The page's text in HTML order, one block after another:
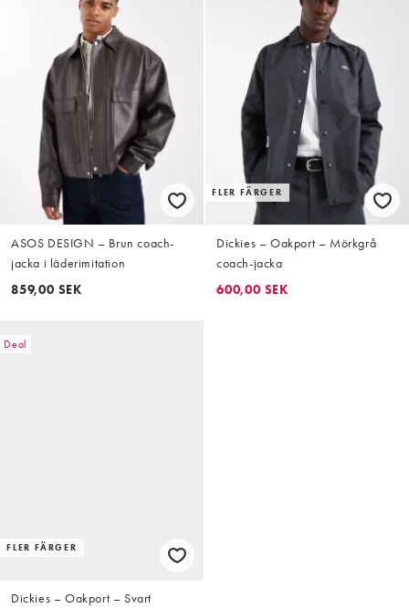
ASOS DESIGN – Brun coach-
jacka i läderimitation
859,00 SEK
FLER FÄRGER
Dickies – Oakport – Mörkgrå
coach-jacka
600,00 SEK
Deal
FLER FÄRGER
Dickies – Oakport – Svart